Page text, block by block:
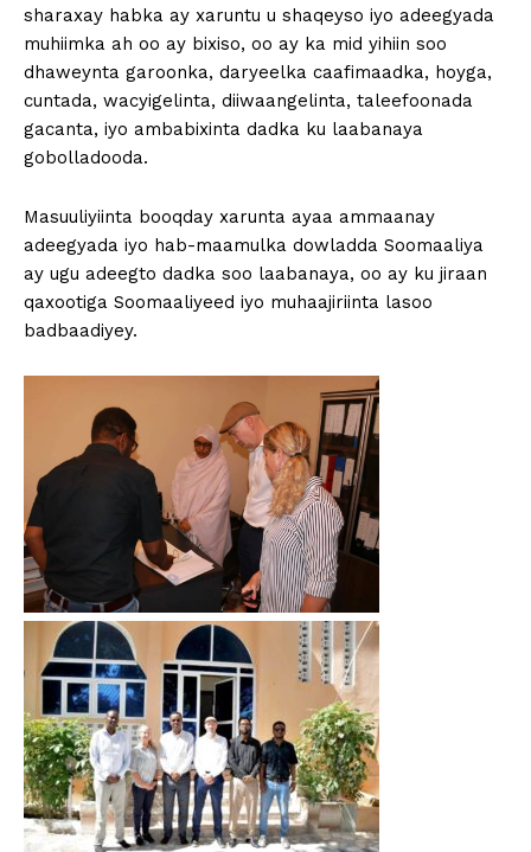
sharaxay habka ay xaruntu u shaqeyso iyo adeegyada
muhiimka ah oo ay bixiso, oo ay ka mid yihiin soo
dhaweynta garoonka, daryeelka caafimaadka, hoyga,
cuntada, wacyigelinta, diiwaangelinta, taleefoonada
gacanta, iyo ambabixinta dadka ku laabanaya
gobolladooda.
Masuuliyiinta booqday xarunta ayaa ammaanay
adeegyada iyo hab-maamulka dowladda Soomaaliya
ay ugu adeegto dadka soo laabanaya, oo ay ku jiraan
qaxootiga Soomaaliyeed iyo muhaajiriinta lasoo
badbaadiyey.